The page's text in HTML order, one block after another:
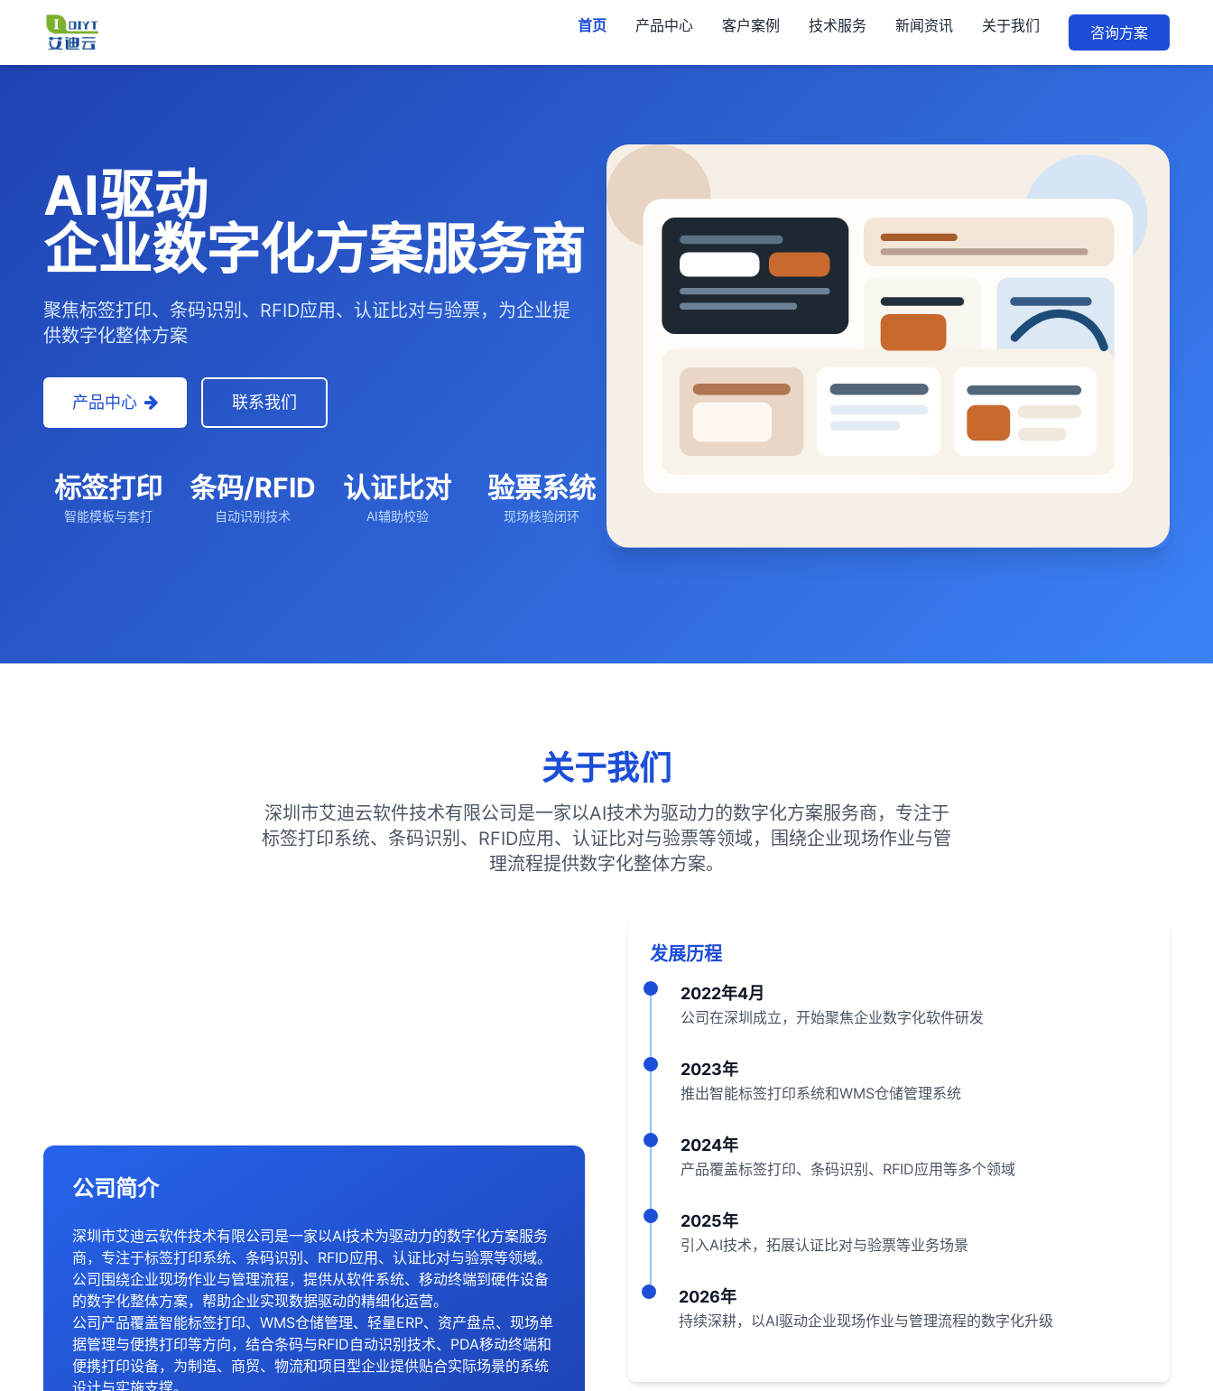
首页 产品中心 客户案例 技术服务 新闻资讯 关于我们 咨询方案
AI驱动
企业数字化方案服务商
聚焦标签打印、条码识别、RFID应用、认证比对与验票，为企业提
供数字化整体方案
产品中心 联系我们
标签打印
智能模板与套打
条码/RFID
自动识别技术
认证比对
AI辅助校验
验票系统
现场核验闭环
关于我们
深圳市艾迪云软件技术有限公司是一家以AI技术为驱动力的数字化方案服务商，专注于
标签打印系统、条码识别、RFID应用、认证比对与验票等领域，围绕企业现场作业与管
理流程提供数字化整体方案。
公司简介
深圳市艾迪云软件技术有限公司是一家以AI技术为驱动力的数字化方案服务
商，专注于标签打印系统、条码识别、RFID应用、认证比对与验票等领域。
公司围绕企业现场作业与管理流程，提供从软件系统、移动终端到硬件设备
的数字化整体方案，帮助企业实现数据驱动的精细化运营。
公司产品覆盖智能标签打印、WMS仓储管理、轻量ERP、资产盘点、现场单
据管理与便携打印等方向，结合条码与RFID自动识别技术、PDA移动终端和
便携打印设备，为制造、商贸、物流和项目型企业提供贴合实际场景的系统
发展历程
2022年4月
公司在深圳成立，开始聚焦企业数字化软件研发
2023年
推出智能标签打印系统和WMS仓储管理系统
2024年
产品覆盖标签打印、条码识别、RFID应用等多个领域
2025年
引入AI技术，拓展认证比对与验票等业务场景
2026年
持续深耕，以AI驱动企业现场作业与管理流程的数字化升级